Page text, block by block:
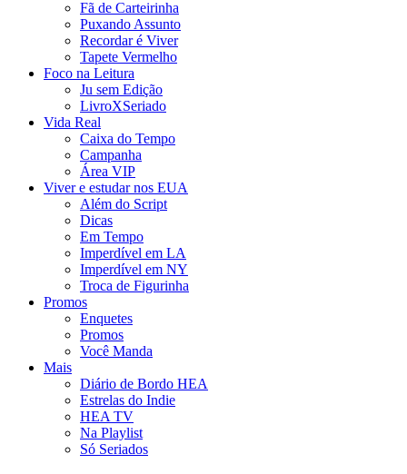
Fã de Carteirinha
Puxando Assunto
Recordar é Viver
Tapete Vermelho
Foco na Leitura
Ju sem Edição
LivroXSeriado
Vida Real
Caixa do Tempo
Campanha
Área VIP
Viver e estudar nos EUA
Além do Script
Dicas
Em Tempo
Imperdível em LA
Imperdível em NY
Troca de Figurinha
Promos
Enquetes
Promos
Você Manda
Mais
Diário de Bordo HEA
Estrelas do Indie
HEA TV
Na Playlist
Só Seriados